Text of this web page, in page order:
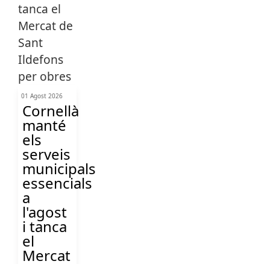
01 Agost 2026
Cornellà
manté
els
serveis
municipals
essencials
a
l'agost
i tanca
el
Mercat